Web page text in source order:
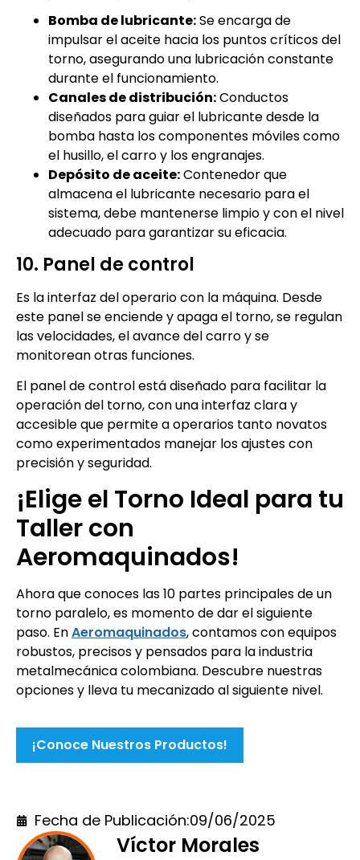
Bomba de lubricante:Se encarga de
impulsar el aceite hacia los puntos críticos del
torno, asegurando una lubricación constante
durante el funcionamiento.
Canales de distribución:Conductos
diseñados para guiar el lubricante desde la
bomba hasta los componentes móviles como
el husillo, el carro y los engranajes.
Depósito de aceite:Contenedor que
almacena el lubricante necesario para el
sistema, debe mantenerse limpio y con el nivel
adecuado para garantizar su eficacia.
10. Panel de control
Es la interfaz del operario con la máquina. Desde
este panel se enciende y apaga el torno, se regulan
las velocidades, el avance del carro y se
monitorean otras funciones.
El panel de control está diseñado para facilitar la
operación del torno, con una interfaz clara y
accesible que permite a operarios tanto novatos
como experimentados manejar los ajustes con
precisión y seguridad.
¡Elige el Torno Ideal para tu
Taller con
Aeromaquinados!
Ahora que conoces las 10 partes principales de un
torno paralelo, es momento de dar el siguiente
paso. EnAeromaquinados, contamos con equipos
robustos, precisos y pensados para la industria
metalmecánica colombiana. Descubre nuestras
opciones y lleva tu mecanizado al siguiente nivel.
¡Conoce Nuestros Productos!
Fecha de Publicación:09/06/2025
Víctor Morales